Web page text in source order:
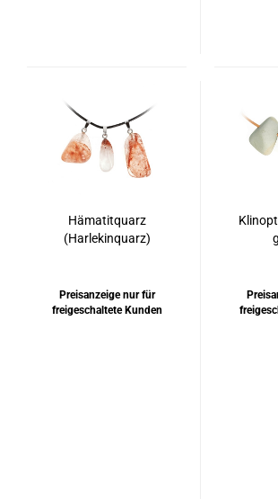
Hämatitquarz
(Harlekinquarz)
Preisanzeige nur für
freigeschaltete Kunden